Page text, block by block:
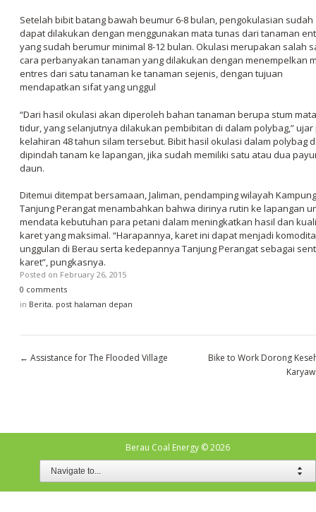
Setelah bibit batang bawah beumur 6-8 bulan, pengokulasian sudah
dapat dilakukan dengan menggunakan mata tunas dari tanaman
yang sudah berumur minimal 8-12 bulan. Okulasi merupakan salah
cara perbanyakan tanaman yang dilakukan dengan menempelkan
entres dari satu tanaman ke tanaman sejenis, dengan tujuan
mendapatkan sifat yang unggul
“Dari hasil okulasi akan diperoleh bahan tanaman berupa stum mata
tidur, yang selanjutnya dilakukan pembibitan di dalam polybag,”
kelahiran 48 tahun silam tersebut. Bibit hasil okulasi dalam polybag
dipindah tanam ke lapangan, jika sudah memiliki satu atau dua
daun.
Ditemui ditempat bersamaan, Jaliman, pendamping wilayah Kampung
Tanjung Perangat menambahkan bahwa dirinya rutin ke lapangan
mendata kebutuhan para petani dalam meningkatkan hasil dan
karet yang maksimal. “Harapannya, karet ini dapat menjadi
unggulan di Berau serta kedepannya Tanjung Perangat sebagai
karet”, pungkasnya.
Posted on February 26, 2015
0 comments
in Berita, post halaman depan
← Assistance for The Flooded Village
Bike to Work Dorong
Berau Coal Energy © 2026